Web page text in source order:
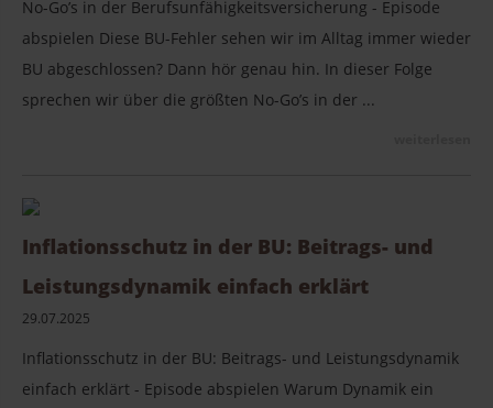
No-Go’s in der Berufsunfähigkeitsversicherung - Episode
abspielen Diese BU-Fehler sehen wir im Alltag immer wieder
BU abgeschlossen? Dann hör genau hin. In dieser Folge
sprechen wir über die größten No-Go’s in der ...
Inflationsschutz in der BU: Beitrags- und
Leistungsdynamik einfach erklärt
29.07.2025
Inflationsschutz in der BU: Beitrags- und Leistungsdynamik
einfach erklärt - Episode abspielen Warum Dynamik ein